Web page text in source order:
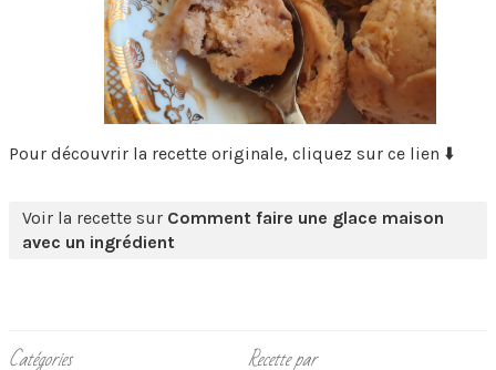
Pour découvrir la recette originale, cliquez sur ce lien ⬇️
Voir la recette sur Comment faire une glace maison
avec un ingrédient
Catégories Recette par